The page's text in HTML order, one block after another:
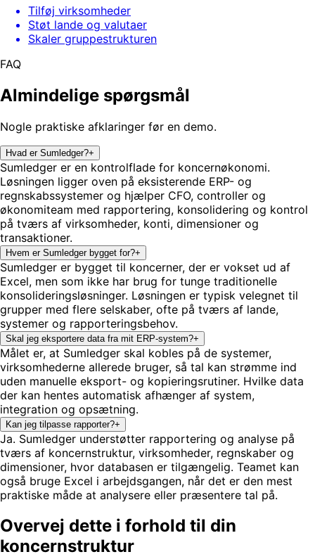
Tilføj virksomheder
Støt lande og valutaer
Skaler gruppestrukturen
FAQ
Almindelige spørgsmål
Nogle praktiske afklaringer før en demo.
Hvad er Sumledger?+
Sumledger er en kontrolflade for koncernøkonomi.
Løsningen ligger oven på eksisterende ERP- og
regnskabssystemer og hjælper CFO, controller og
økonomiteam med rapportering, konsolidering og kontrol
på tværs af virksomheder, konti, dimensioner og
transaktioner.
Hvem er Sumledger bygget for?+
Sumledger er bygget til koncerner, der er vokset ud af
Excel, men som ikke har brug for tunge traditionelle
konsolideringsløsninger. Løsningen er typisk velegnet til
grupper med flere selskaber, ofte på tværs af lande,
systemer og rapporteringsbehov.
Skal jeg eksportere data fra mit ERP-system?+
Målet er, at Sumledger skal kobles på de systemer,
virksomhederne allerede bruger, så tal kan strømme ind
uden manuelle eksport- og kopieringsrutiner. Hvilke data
der kan hentes automatisk afhænger af system,
integration og opsætning.
Kan jeg tilpasse rapporter?+
Ja. Sumledger understøtter rapportering og analyse på
tværs af koncernstruktur, virksomheder, regnskaber og
dimensioner, hvor databasen er tilgængelig. Teamet kan
også bruge Excel i arbejdsgangen, når det er den mest
praktiske måde at analysere eller præsentere tal på.
Overvej dette i forhold til din
koncernstruktur